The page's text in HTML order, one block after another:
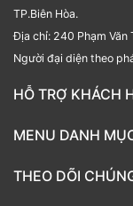
TP.Biên Hòa.
Địa chỉ: 240 Phạm Văn
Người đại diện theo
HỖ TRỢ KHÁCH
TRÁI CÂY
MENU DANH
Bánh kẹo
THEO DÕI